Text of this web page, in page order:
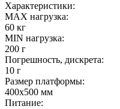
Характеристики:
MAX нагрузка:
60 кг
MIN нагрузка:
200 г
Погрешность, дискрета:
10 г
Размер платформы:
400х500 мм
Питание: